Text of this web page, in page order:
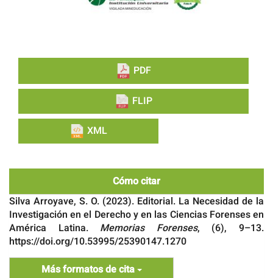
PDF
FLIP
XML
Cómo citar
Silva Arroyave, S. O. (2023). Editorial. La Necesidad de la
Investigación en el Derecho y en las Ciencias Forenses en
América Latina. Memorias Forenses, (6), 9–13.
https://doi.org/10.53995/25390147.1270
Más formatos de cita